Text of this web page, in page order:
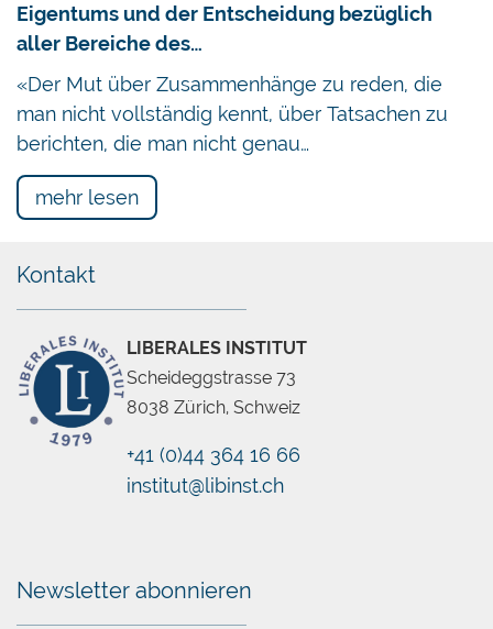
Chatbot
Eigentums und der Entscheidung bezüglich
aller Bereiche des…
«Der Mut über Zusammenhänge zu reden, die
man nicht vollständig kennt, über Tatsachen zu
berichten, die man nicht genau…
mehr lesen
Kontakt
LIBERALES INSTITUT
Scheideggstrasse 73
8038 Zürich, Schweiz
+41 (0)44 364 16 66
institut@libinst.ch
Newsletter abonnieren